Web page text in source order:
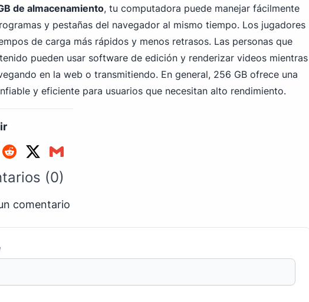
de almacenamiento, tu computadora puede manejar fácilmente
y pestañas del navegador al mismo tiempo. Los jugadores
de carga más rápidos y menos retrasos. Las personas que
pueden usar software de edición y renderizar videos mientras
en la web o transmitiendo. En general, 256 GB ofrece una
y eficiente para usuarios que necesitan alto rendimiento.
(0)
comentario